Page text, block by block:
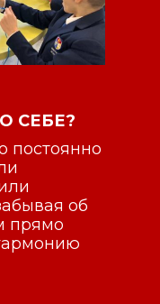
детей,
помогает им